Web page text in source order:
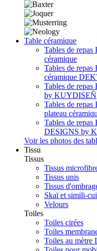
Table céramique
Tables de
céramique
Tables de
céramique
Tables de
by KUYDISEÑ
Tables de
plateau
Tables de
DESIGNS by
Voir les photos des
Tissu
Tissus
Tissus
Tissus unis
Tissus
Skaï et simili-
Velours
Toiles
Toiles cirées
Toiles
Toiles au mètre